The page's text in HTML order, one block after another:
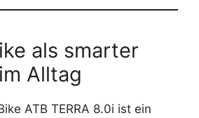
als smarter
Alltag
ATB TERRA 8.0i ist ein